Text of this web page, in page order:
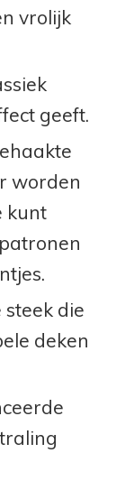
vrolijk
geeft.
worden
kunt
die
deken